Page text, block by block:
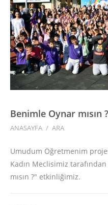
Benimle Oynar mısın ?
ANASAYFA / ARA
Umudum Öğretmenim
Kadın Meclisimiz
mısın ?" etkinliğimiz.